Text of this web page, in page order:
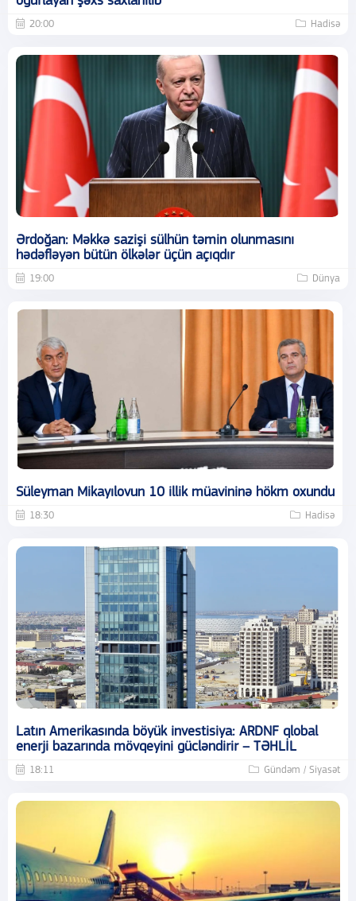
20:00 Hadisə
Ərdoğan: Məkkə sazişi sülhün təmin olunmasını
hədəfləyən bütün ölkələr üçün açıqdır
19:00 Dünya
Süleyman Mikayılovun 10 illik müavininə hökm oxundu
18:30 Hadisə
Latın Amerikasında böyük investisiya: ARDNF qlobal
enerji bazarında mövqeyini gücləndirir – TƏHLİL
18:11 Gündəm / Siyasət